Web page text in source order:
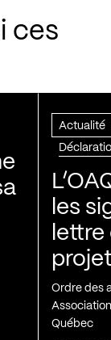
ces
Actualité
les
Ordre des
Québec